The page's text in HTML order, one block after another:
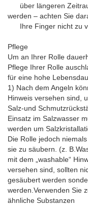
über längeren
werden – achten Sie
Ihre Finger nicht zu
Pflege
Um an Ihrer Rolle
Pflege Ihrer Rolle
für eine hohe
1) Nach dem Angeln
Hinweis versehen sind,
Salz-und
Einsatz im Salzwasser
werden um
Die Rolle jedoch
sie zu säubern. (z.
mit dem „washable“
versehen sind, sollten
gesäubert werden
werden.Verwenden Sie
ähnliche Substanzen